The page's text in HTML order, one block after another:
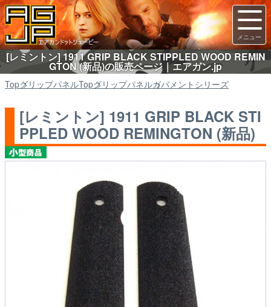
[レミントン] 1911 GRIP BLACK STIPPLED WOOD REMIN
GTON (新品)の販売ページ｜エアガン.jp
TopグリップパネルTopグリップパネルガバメントシリーズ
[レミントン] 1911 GRIP BLACK STI
PPLED WOOD REMINGTON (新品)